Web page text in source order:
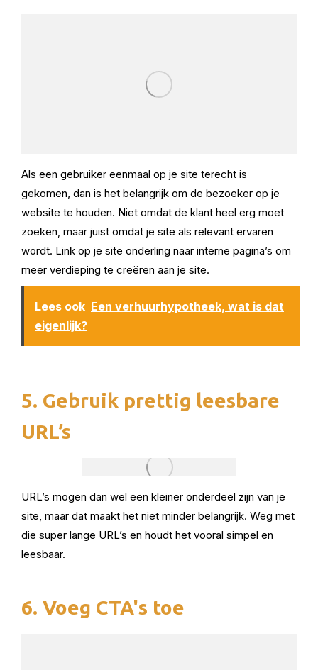
Als een gebruiker eenmaal op je site terecht is
gekomen, dan is het belangrijk om de bezoeker op je
website te houden. Niet omdat de klant heel erg moet
zoeken, maar juist omdat je site als relevant ervaren
wordt. Link op je site onderling naar interne pagina’s om
meer verdieping te creëren aan je site.
Lees ook Een verhuurhypotheek, wat is dat
eigenlijk?
5. Gebruik prettig leesbare
URL’s
URL’s mogen dan wel een kleiner onderdeel zijn van je
site, maar dat maakt het niet minder belangrijk. Weg met
die super lange URL’s en houdt het vooral simpel en
leesbaar.
6. Voeg CTA's toe